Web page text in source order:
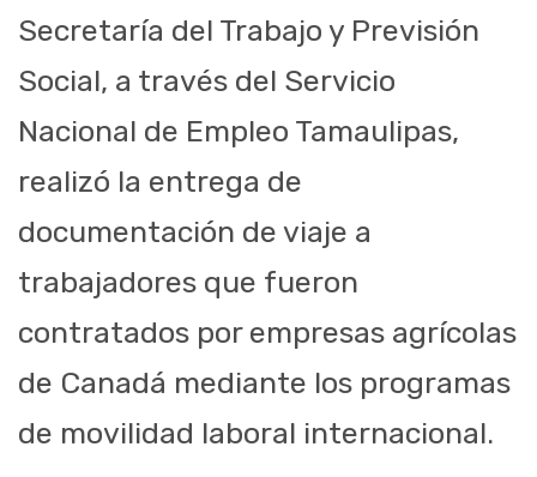
Secretaría del Trabajo y Previsión
Social, a través del Servicio
Nacional de Empleo Tamaulipas,
realizó la entrega de
documentación de viaje a
trabajadores que fueron
contratados por empresas agrícolas
de Canadá mediante los programas
de movilidad laboral internacional.